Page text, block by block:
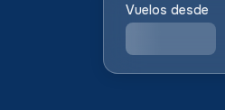
Vuelos desde